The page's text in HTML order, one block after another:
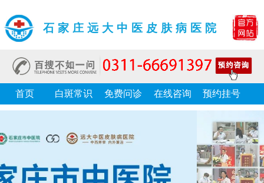
石家庄远大中医皮肤病医院
首页 白斑常识 免费问诊 在线咨询 预约挂号